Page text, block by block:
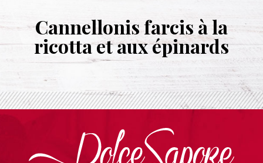
Cannellonis farcis à la
ricotta et aux épinards